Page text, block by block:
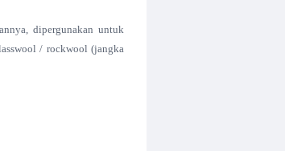
dipergunakan untuk
/ rockwool (jangka